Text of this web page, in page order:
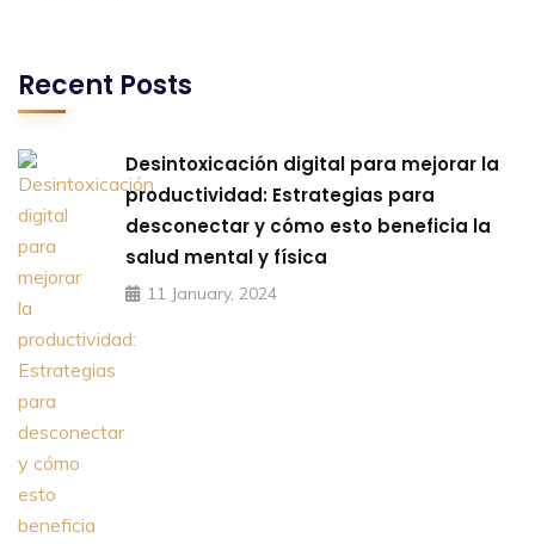
Recent Posts
Desintoxicación digital para mejorar la
productividad: Estrategias para
desconectar y cómo esto beneficia la
salud mental y física
11 January, 2024